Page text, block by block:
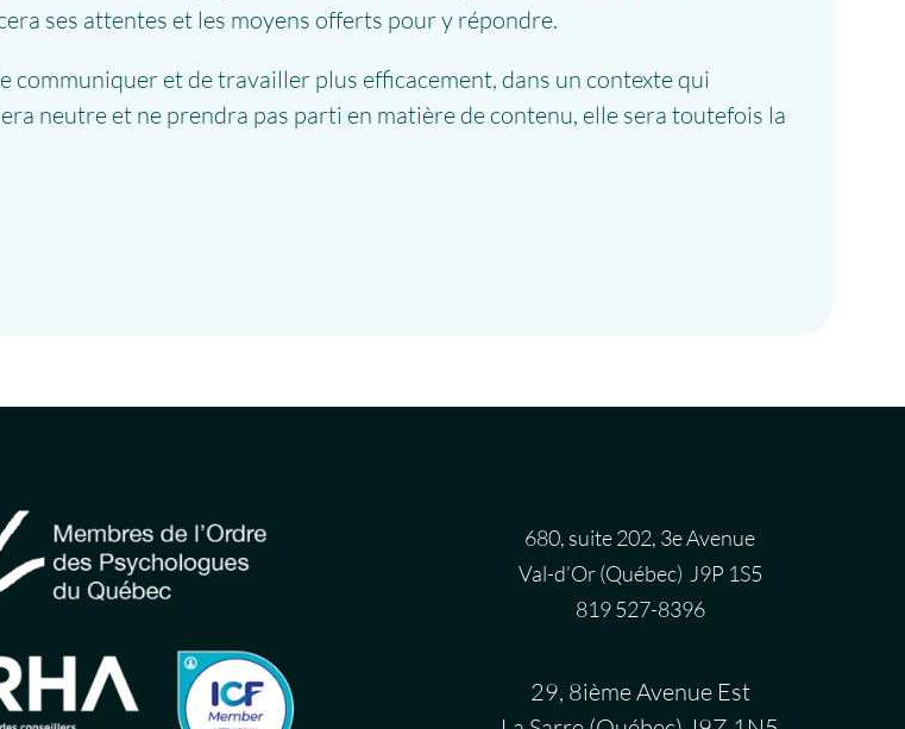
ses attentes et les moyens offerts pour y répondre.
et de travailler plus efficacement, dans un contexte qui
neutre et ne prendra pas parti en matière de contenu, elle sera toutefois la
680, suite 202, 3e Avenue
Val-d’Or (Québec) J9P 1S5
819 527-8396
29, 8ième Avenue Est